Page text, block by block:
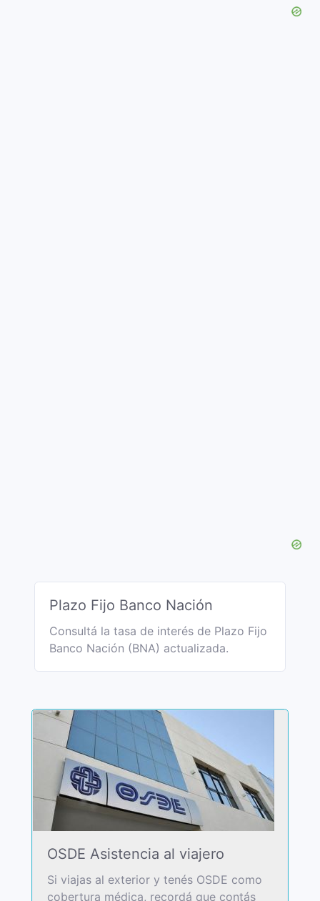
Plazo Fijo Banco Nación
Consultá la tasa de interés de Plazo Fijo
Banco Nación (BNA) actualizada.
OSDE Asistencia al viajero
Si viajas al exterior y tenés OSDE como
cobertura médica, recordá que contás